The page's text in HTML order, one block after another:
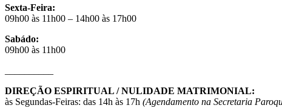
Sexta-Feira:
09h00 às 11h00 – 14h00 às 17h00
Sabádo:
09h00 às 11h00
DIREÇÃO ESPIRITUAL / NULIDADE MATRIMONIAL:
às Segundas-Feiras: das 14h às 17h (Agendamento na Secretaria